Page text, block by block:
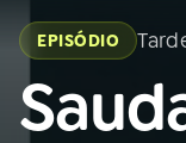
Buscar
na
na
Rádio
EPISÓDIO